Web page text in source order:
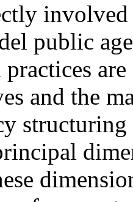
public
and the